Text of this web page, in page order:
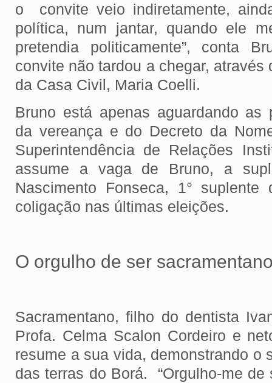
o convite veio indiretamente,
política, num jantar, quando ele
pretendia politicamente”, conta
convite não tardou a chegar, através
da Casa Civil, Maria Coelli.
Bruno está apenas aguardando as
da vereança e do Decreto da
Superintendência de Relações
assume a vaga de Bruno, a
Nascimento Fonseca, 1°
coligação nas últimas eleições.
O orgulho de ser
Sacramentano, filho do dentista
Profa. Celma Scalon Cordeiro e
resume a sua vida, demonstrando o
das terras do Borá. “Orgulho-me de